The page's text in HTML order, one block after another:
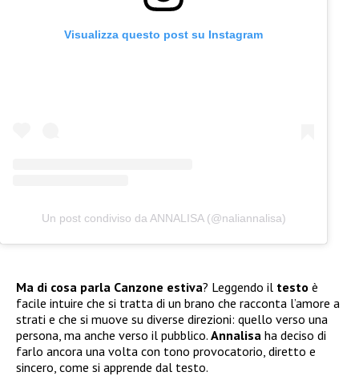
Visualizza questo post su Instagram
Un post condiviso da ANNALISA (@naliannalisa)
Ma di cosa parla Canzone estiva? Leggendo il testo è
facile intuire che si tratta di un brano che racconta l’amore a
strati e che si muove su diverse direzioni: quello verso una
persona, ma anche verso il pubblico. Annalisa ha deciso di
farlo ancora una volta con tono provocatorio, diretto e
sincero, come si apprende dal testo.